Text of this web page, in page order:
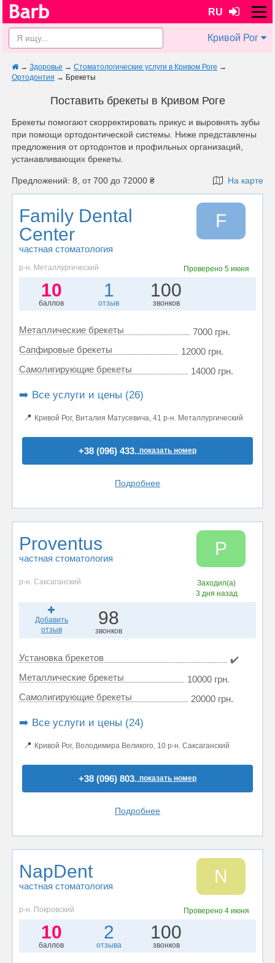
RU
Кривой Рог
→ Здоровье → Стоматологические услуги в Кривом Роге →
Ортодонтия → Брекеты
Поставить брекеты в Кривом Роге
Брекеты помогают скорректировать прикус и выровнять зубы
при помощи ортодонтической системы. Ниже представлены
предложения от ортодонтов и профильных организаций,
устанавливающих брекеты.
Предложений: 8, от 700 до 72000 ₴ На карте
Family Dental
Center
частная стоматология
F
р-н. Металлургический Проверено5 июня
10
баллов
1
отзыв
100
звонков
Металлические брекеты
7000 грн.
Сапфировые брекеты
12000 грн.
Самолигирующие брекеты
14000 грн.
➡️ Все услуги и цены (26)
📍 Кривой Рог, Виталия Матусевича, 41 р-н. Металлургический
+38 (096) 433..показать номер
Подробнее
Proventus
частная стоматология P
р-н. Саксаганский
Заходил(а)
3 дня назад
Добавить
отзыв
98
звонков
Установка брекетов
✔️
Металлические брекеты
10000 грн.
Самолигирующие брекеты
20000 грн.
➡️ Все услуги и цены (24)
📍 Кривой Рог, Володимира Великого, 10 р-н. Саксаганский
+38 (096) 803..показать номер
Подробнее
NapDent
частная стоматология N
р-н. Покровский Проверено4 июня
10
баллов
2
отзыва
100
звонков